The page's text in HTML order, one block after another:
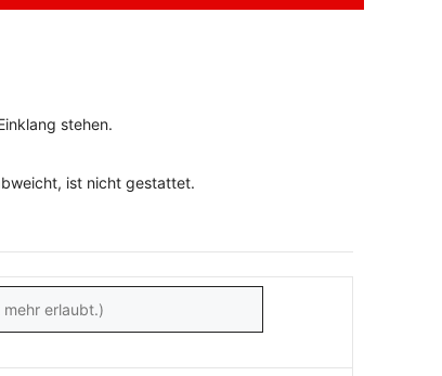
stehen.
ist nicht gestattet.